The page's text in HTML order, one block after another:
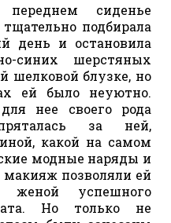
сиденье
подбирала
день и остановила
синих шерстяных
шелковой блузке, но
ей было неуютно.
нее своего рода
за ней,
какой на самом
модные наряды и
позволяли ей
женой успешного
Но только не